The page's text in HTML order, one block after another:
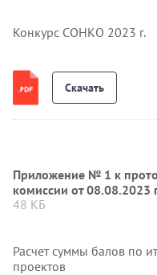
Конкурс СОНКО 2023 г.
Скачать
Приложение № 1 к
комиссии от 08.08.2023
48 КБ
Расчет суммы балов по
проектов